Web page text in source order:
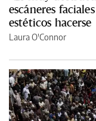
escáneres
estéticos hacerse
Laura O'Connor